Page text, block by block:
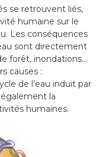
se retrouvent liés,
humaine sur le
Les conséquences
sont directement
forêt, inondations…
causes :
de l’eau induit par
la
humaines.